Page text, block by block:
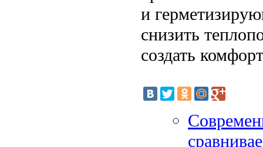
и
снизить
создать